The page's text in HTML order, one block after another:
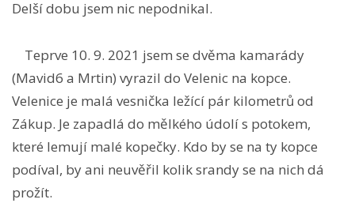
Delší dobu jsem nic nepodnikal.
Teprve 10. 9. 2021 jsem se dvěma kamarády
(Mavid6 a Mrtin) vyrazil do Velenic na kopce.
Velenice je malá vesnička ležící pár kilometrů od
Zákup. Je zapadlá do mělkého údolí s potokem,
které lemují malé kopečky. Kdo by se na ty kopce
podíval, by ani neuvěřil kolik srandy se na nich dá
prožít.